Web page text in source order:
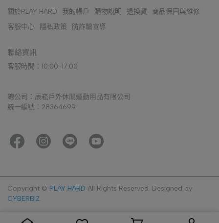
關於PLAY HARD 我的帳戶 購物說明 退換貨
商品保固與維修
客服中心
隱私政策 防詐騙宣導
聯絡資訊
客服時間：10:00-17:00
總公司：辰崧戶外休閒運動用品有限公司
統一編號：28364699
Copyright © PLAY HARD All Rights Reserved. Designed by
CYBERBIZ.